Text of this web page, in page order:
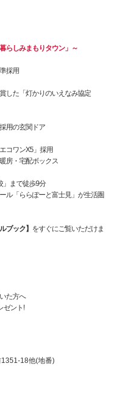
らしみまもりタウン」～
採用
した「灯かりのいえなみ協定
用の玄関ドア
コワンX5」採用
房・宅配ボックス
」まで徒歩9分
ル「ららぽーと富士見」が生活圏
ブック】 をすぐにご覧いただけま
た方へ
ゼント!
18他(地番)